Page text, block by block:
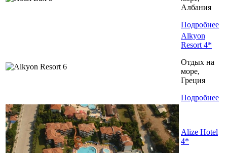
Албания
Подробнее
Alkyon
Resort 4*
Отдых на
море,
Греция
Подробнее
Alize Hotel
4*